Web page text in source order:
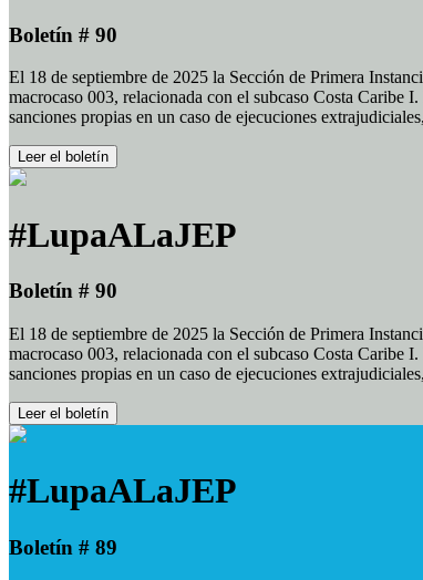
Boletín # 90
El 18 de septiembre de 2025 la Sección de Primera
macrocaso 003, relacionada con el subcaso Costa
sanciones propias en un caso de ejecuciones
Leer el boletín
#LupaALaJEP
Boletín # 90
El 18 de septiembre de 2025 la Sección de Primera
macrocaso 003, relacionada con el subcaso Costa
sanciones propias en un caso de ejecuciones
Leer el boletín
#LupaALaJEP
Boletín # 89